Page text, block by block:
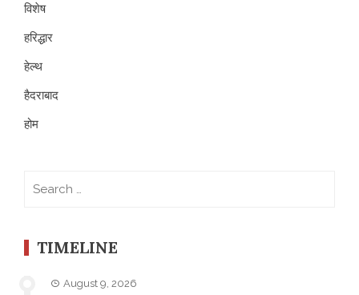
विशेष
हरिद्धार
हेल्थ
हैदराबाद
होम
TIMELINE
August 9, 2026